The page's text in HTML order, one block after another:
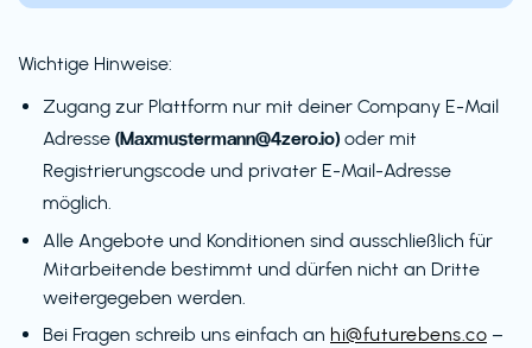
Wichtige Hinweise:
Zugang zur Plattform nur mit deiner Company E-Mail
Adresse (Maxmustermann@4zero.io) oder mit
Registrierungscode und privater E-Mail-Adresse
möglich.
Alle Angebote und Konditionen sind ausschließlich für
Mitarbeitende bestimmt und dürfen nicht an Dritte
weitergegeben werden.
Bei Fragen schreib uns einfach an hi@futurebens.co –